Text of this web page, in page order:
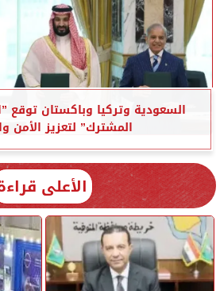
السعودية وتركيا وباكستان توقع
المشترك” لتعزيز الأمن
الأعلى